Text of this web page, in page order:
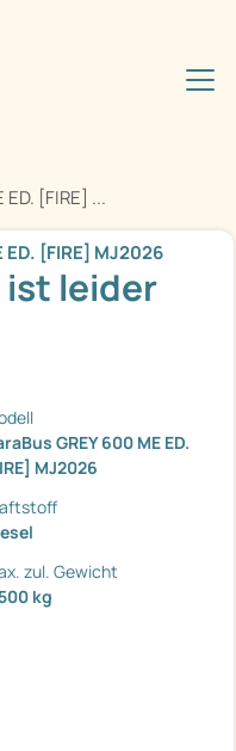
[FIRE] ...
ED. [FIRE] MJ2026
ist leider
GREY 600 ME ED.
MJ2026
zul. Gewicht
kg